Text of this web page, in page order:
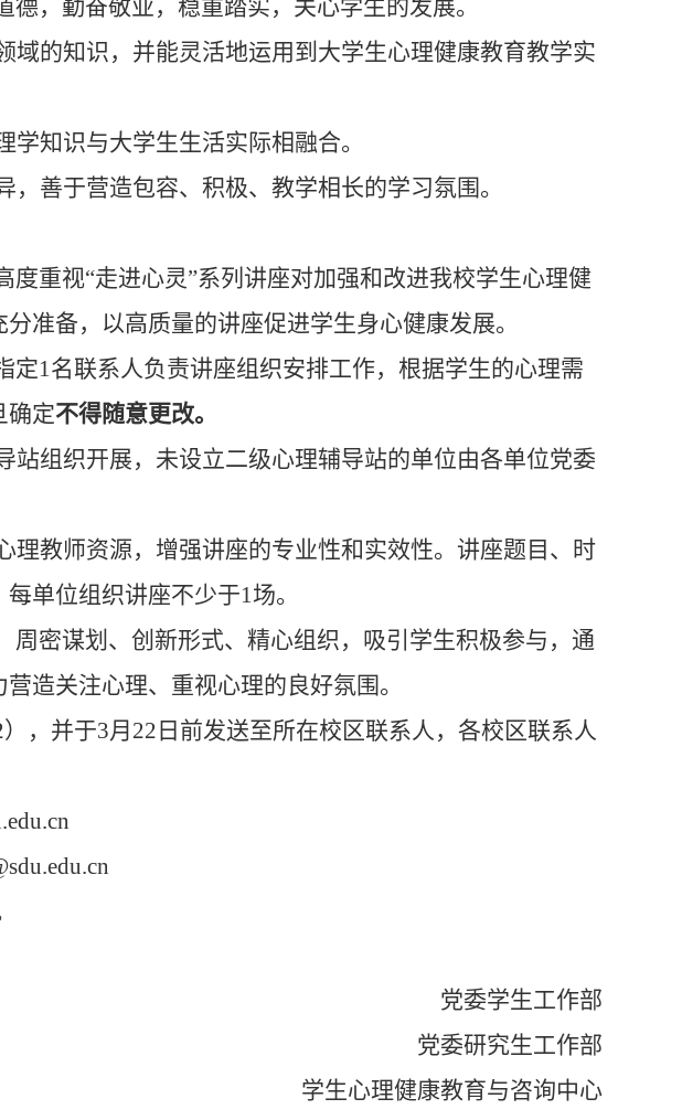
，勤奋敬业，稳重踏实， 关心学生的发展。
域的知识，并能灵活地运用到 大学生心理健康教育教学实
学知识与大学生生活实际相融合。
善于营造包容、积极、教学相长的学习氛围。
度重视“走进心灵”系列讲座对加强和改进我校学生心理健
准备，以高质量的讲座促进学生身心健康发展。
定1名联系人负责讲座组织安排工作，根据学生的心理需
确定不得随意更改。
站组织开展，未设立二级心理辅导站的单位由各单位党委
理教师资源，增强讲座的专业性和实效性。 讲座题目、时
每单位组织讲座不少于1场。
周密谋划、创新形式、精心组织 ， 吸引学生积极参与，通
营造关注心理、重视心理的良好氛围。
），并于3月 22 日前发送至所在校区联系人，各校区联系人
党委学生工作部
党委研究生工作部
学生心理健康教育与咨询中心